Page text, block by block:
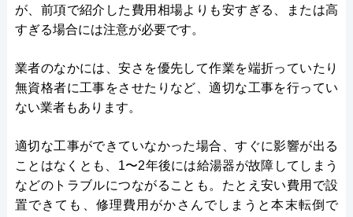
が、前項で紹介した費用相場よりも安すぎる、または高
すぎる場合には注意が必要です。
業者のなかには、安さを優先して作業を端折っていたり
無資格者に工事をさせたりなど、適切な工事を行ってい
ない業者もあります。
適切な工事ができていなかった場合、すぐに影響が出る
ことはなくとも、1〜2年後には給湯器が故障してしまう
などのトラブルにつながることも。たとえ安い費用で設
置できても、修理費用がかさんでしまうと本末転倒で